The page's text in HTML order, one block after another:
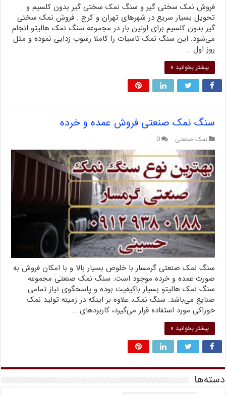
فروش نمک سختی گیر و سنگ نمک سختی گیر بدون کلسیم و
تحویل بسیار سریع در شهرهای تهران و کرج . فروش نمک سختی
گیر بدون کلسیم برای اولین بار در مجموعه سنگ نمک هالیتو انجام
می‌شود. این سنگ نمک تاسیات را کاملا رسوب زدایی نموده و مثل
روز اول …
بیشتر بخوانید »
سنگ نمک صنعتی فروش عمده و خرده
نمک صنعتی 0
سنگ نمک صنعتی گرمسار با خلوص بسیار بالا و با امکان فروش به
صورت عمده و خرده موجود است. سنگ نمک صنعتی مجموعه
سنگ نمک هالیتو بسیار باکیفیت بوده و پاسخگوی نیاز تمامی
صنایع می‌باشد. سنگ نمک، علاوه بر اینکه در زمینه تولید نمک
خوراکی مورد استفاده قرار می‌گیرد، کاربردهای …
بیشتر بخوانید »
دسته‌ها